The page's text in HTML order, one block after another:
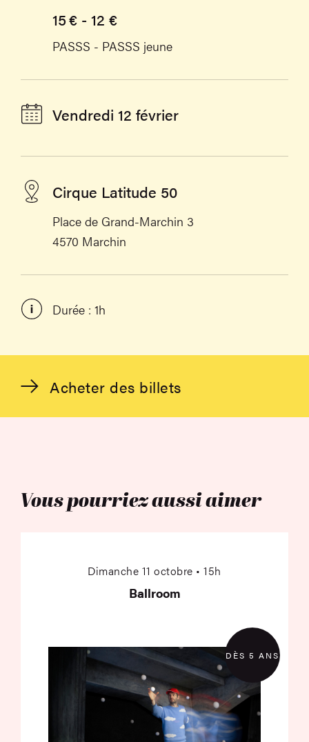
Acheter des billets
15 € - 12 €
PASSS - PASSS jeune
Vendredi 12 février
Cirque Latitude 50
Place de Grand-Marchin 3
4570 Marchin
Durée : 1h
Vous pourriez aussi aimer
Dimanche 11 octobre • 15h
Ballroom
DÈS 5 ANS